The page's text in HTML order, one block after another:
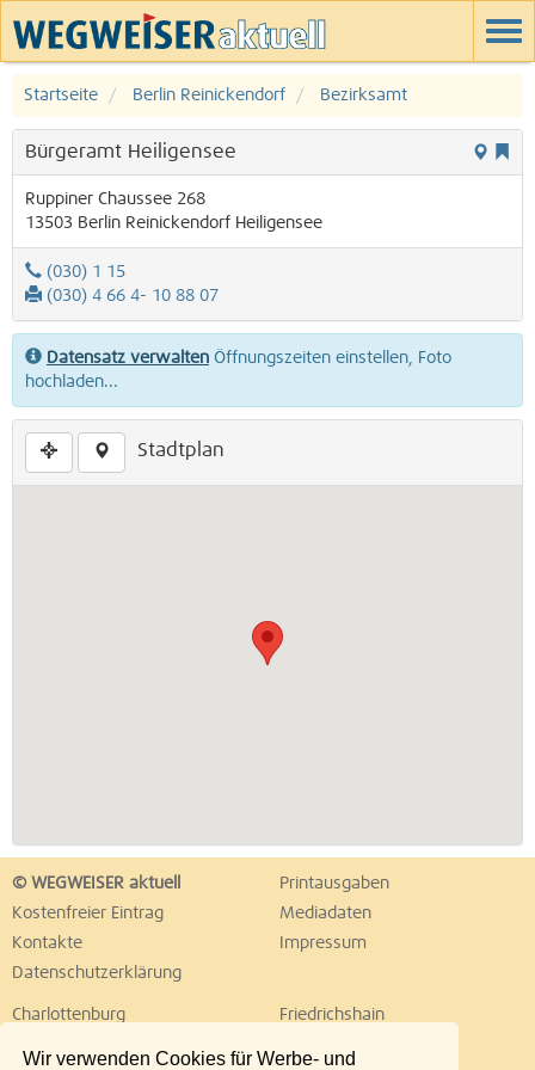
Wir verwenden Cookies für Werbe- und
Startseite Berlin Reinickendorf Bezirksamt
Bürgeramt Heiligensee
Ruppiner Chaussee 268
13503 Berlin Reinickendorf Heiligensee
(030) 1 15
(030) 4 66 4- 10 88 07
Datensatz verwalten Öffnungszeiten einstellen, Foto
hochladen...
Stadtplan
© WEGWEISER aktuell
Printausgaben
Kostenfreier Eintrag
Mediadaten
Kontakte
Impressum
Datenschutzerklärung
Charlottenburg
Friedrichshain